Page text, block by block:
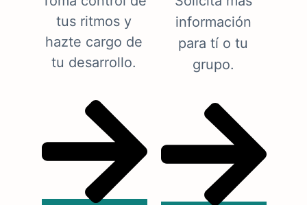
tus ritmos y
hazte cargo de
tu desarrollo.
información
para tí o tu
grupo.